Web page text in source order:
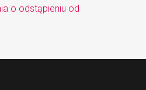
o odstąpieniu od